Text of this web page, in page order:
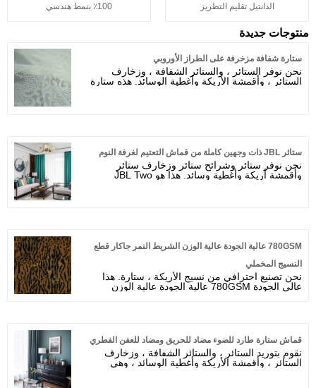
الدانتيل تقليم التطريز
100٪ بنمط هندسي
منتوجات جديدة
ستارة شفافة مزخرفة على الطراز الأوروبي
نحن نوفر الستائر ، والستائر الشفافة ، وزخارف
الستائر ، وأقمشة الأريكة وأغطية الوسائد. هذه ستارة
ستائر JBL ذات وجهين كاملة من قماش التعتيم لغرفة النوم
نحن نوفر ستائر وشرائح ستائر وزخارف ستائر
وأقمشة أريكة وأغطية وسائد. هذا هو JBL Two
780GSM عالية الجودة عالية الوزن الشريط النمر جاكار قطع
النسيج المخملي
نحن تصنيع احترافي من نسيج الأريكة ، ستارة. هذا
عالي الجودة 780GSM عالية الجودة عالية الوزن
قماش ستارة طارد للضوء مضاد للحريق ومضاد للعفن الفطري
نقوم بتوريد الستائر ، والستائر الشفافة ، وزخارف
الستائر ، وأقمشة الأريكة وأغطية الوسائد ، وهي